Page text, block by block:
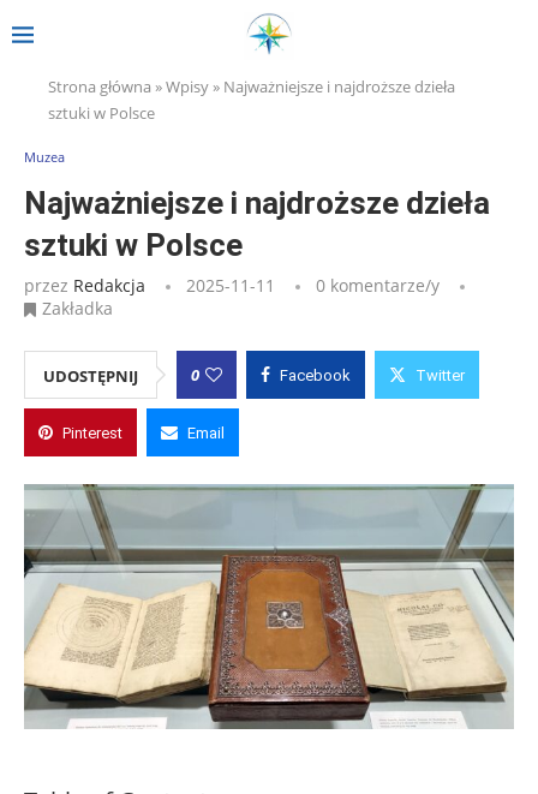
Strona główna »Wpisy» Najważniejsze i najdroższe dzieła
sztuki w Polsce
Muzea
Najważniejsze i najdroższe dzieła
sztuki w Polsce
przez Redakcja 2025-11-11
0 komentarze/y
Zakładka
UDOSTĘPNIJ 0 Facebook Twitter
Pinterest Email